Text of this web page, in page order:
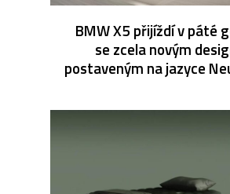
BMW X5 přijíždí v páté
se zcela novým
postaveným na jazyce